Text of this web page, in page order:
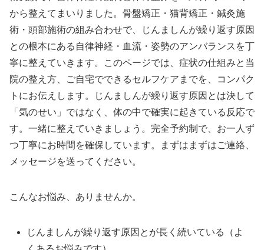
から整えてまいりました。骨盤矯正・猫背矯正・鍼灸施
術・頭部施術の組み合わせで、じんましんが繰り返す原因
との根本にある自律神経・血流・姿勢のアンバランスを丁
寧に整えていきます。このページでは、症状の仕組みと当
院の整え方、ご自宅でできるセルフケアまでを、コンパク
トにお伝えします。じんましんが繰り返す原因とは決して
「気のせい」ではなく、体の中で確実に起きている反応で
す。一緒に整えていきましょう。完全予約制で、お一人ず
つ丁寧にお時間を確保しています。まずはまずはご連絡、
メッセージを送ってください。
こんなお悩み、ありませんか。
じんましんが繰り返す原因とが長く続いている（よ